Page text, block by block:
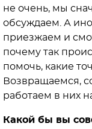
не очень, мы
обсуждаем. А
приезжаем и
почему так
помочь, какие
Возвращаемся,
работаем в них
Какой бы вы